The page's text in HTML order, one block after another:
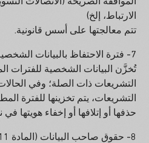
الارتباط، إلخ)
تتم معالجتها على أسس قانونية.
7- فترة الاحتفاظ بالبيانات الشخصية
تُخزَّن البيانات الشخصية للفترات
التشريعات ذات الصلة؛ وفي
التشريعات، يتم تخزينها للفترة
حذفها أو إتلافها أو إخفاء هويتها في